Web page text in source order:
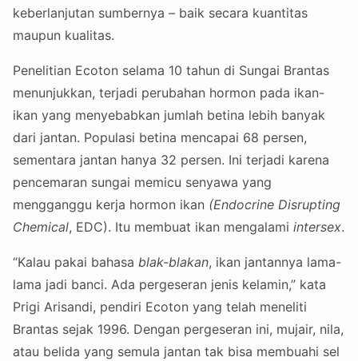
keberlanjutan sumbernya – baik secara kuantitas
maupun kualitas.
Penelitian Ecoton selama 10 tahun di Sungai Brantas
menunjukkan, terjadi perubahan hormon pada ikan-
ikan yang menyebabkan jumlah betina lebih banyak
dari jantan. Populasi betina mencapai 68 persen,
sementara jantan hanya 32 persen. Ini terjadi karena
pencemaran sungai memicu senyawa yang
mengganggu kerja hormon ikan (Endocrine Disrupting
Chemical, EDC). Itu membuat ikan mengalami intersex.
“Kalau pakai bahasa blak-blakan, ikan jantannya lama-
lama jadi banci. Ada pergeseran jenis kelamin,” kata
Prigi Arisandi, pendiri Ecoton yang telah meneliti
Brantas sejak 1996. Dengan pergeseran ini, mujair, nila,
atau belida yang semula jantan tak bisa membuahi sel